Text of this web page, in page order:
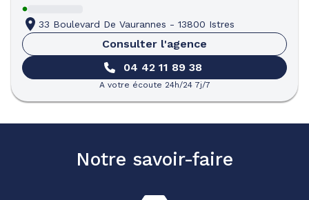
33 Boulevard De Vaurannes - 13800 Istres
Consulter l'agence
04 42 11 89 38
A votre écoute 24h/24 7j/7
Notre savoir-faire